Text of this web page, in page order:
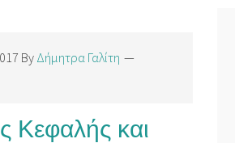
By Δήμητρα Γαλίτη
Κεφαλής και